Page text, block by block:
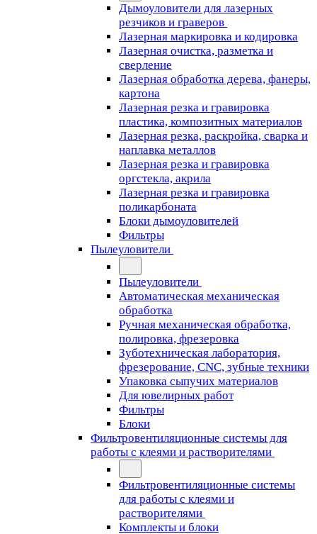
Дымоуловители для лазерных
резчиков и граверов
Лазерная маркировка и кодировка
Лазерная очистка, разметка и
сверление
Лазерная обработка дерева, фанеры,
картона
Лазерная резка и гравировка
пластика, композитных материалов
Лазерная резка, раскройка, сварка и
наплавка металлов
Лазерная резка и гравировка
оргстекла, акрила
Лазерная резка и гравировка
поликарбоната
Блоки дымоуловителей
Фильтры
Пылеуловители
Пылеуловители
Автоматическая механическая
обработка
Ручная механическая обработка,
полировка, фрезеровка
Зуботехническая лаборатория,
фрезерование, CNC, зубные техники
Упаковка сыпучих материалов
Для ювелирных работ
Фильтры
Блоки
Фильтровентиляционные системы для
работы с клеями и растворителями
Фильтровентиляционные системы
для работы с клеями и
растворителями
Комплекты и блоки